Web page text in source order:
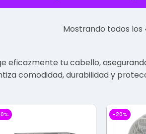
Mostrando todos los
eficazmente tu cabello,
comodidad, durabilidad y
-20%